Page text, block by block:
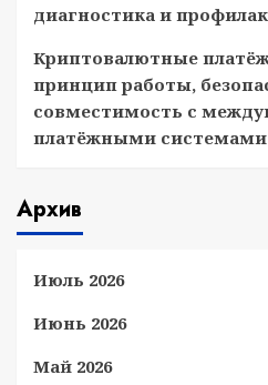
диагностика и
Криптовалютные
принцип работы,
совместимость с
платёжными системами
Архив
Июль 2026
Июнь 2026
Май 2026